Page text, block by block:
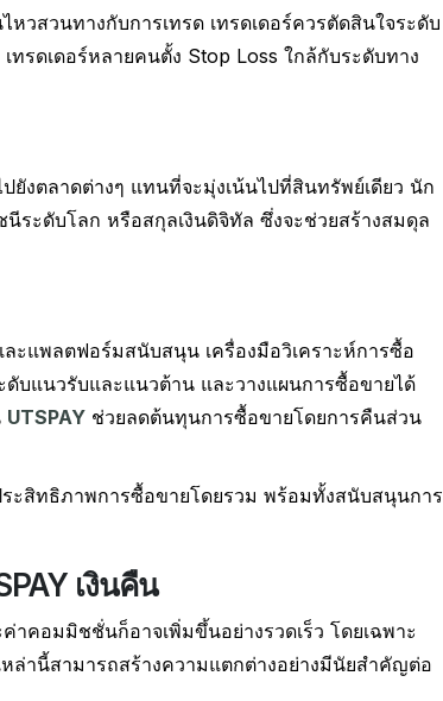
วสวนทางกับการเทรด เทรดเดอร์ควรตัดสินใจระดับ
รดเดอร์หลายคนตั้ง Stop Loss ใกล้กับระดับทาง
ยังตลาดต่างๆ แทนที่จะมุ่งเน้นไปที่สินทรัพย์เดียว นัก
ะดับโลก หรือสกุลเงินดิจิทัล ซึ่งจะช่วยสร้างสมดุล
ละแพลตฟอร์มสนับสนุน เครื่องมือวิเคราะห์การซื้อ
บแนวรับและแนวต้าน และวางแผนการซื้อขายได้
UTSPAY ช่วยลดต้นทุนการซื้อขายโดยการคืนส่วน
ะสิทธิภาพการซื้อขายโดยรวม พร้อมทั้งสนับสนุนการ
เงินคืน
คอมมิชชั่นก็อาจเพิ่มขึ้นอย่างรวดเร็ว โดยเฉพาะ
ล่านี้สามารถสร้างความแตกต่างอย่างมีนัยสำคัญต่อ